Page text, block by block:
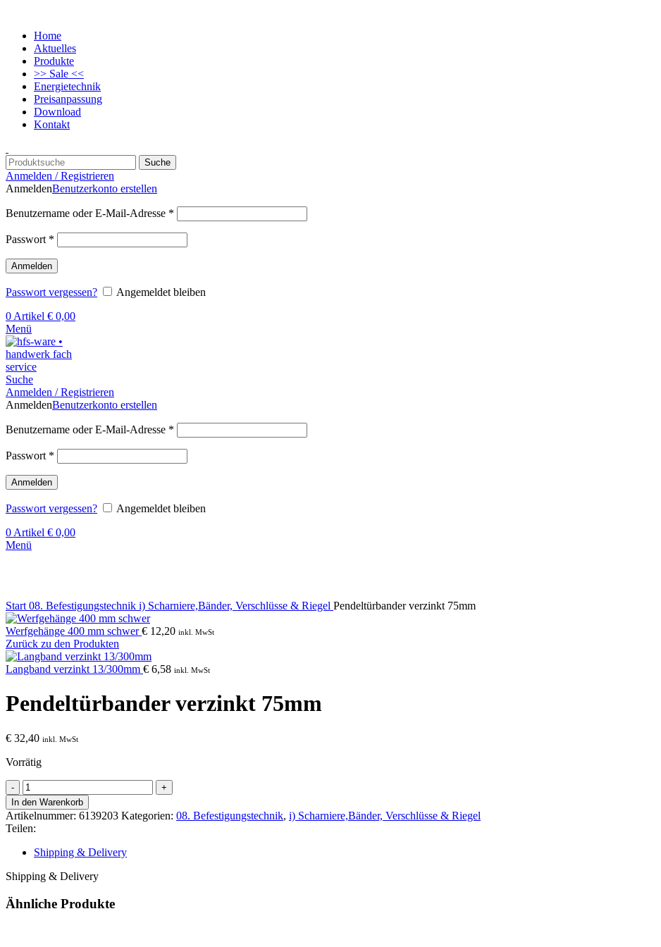
Home
Aktuelles
Produkte
>> Sale <<
Energietechnik
Preisanpassung
Download
Kontakt
Suche
Anmelden / Registrieren
AnmeldenBenutzerkonto erstellen
Benutzername oder E-Mail-Adresse *
Passwort *
Anmelden
Passwort vergessen?
Angemeldet bleiben
0 Artikel € 0,00
Menü
Suche
Anmelden / Registrieren
AnmeldenBenutzerkonto erstellen
Benutzername oder E-Mail-Adresse *
Passwort *
Anmelden
Passwort vergessen?
Angemeldet bleiben
0 Artikel € 0,00
Menü
Start 08. Befestigungstechnik i) Scharniere,Bänder, Verschlüsse & Riegel Pendeltürbander verzinkt 75mm
Werfgehänge 400 mm schwer€ 12,20 inkl. MwSt
Zurück zu den Produkten
Langband verzinkt 13/300mm € 6,58 inkl. MwSt
Pendeltürbander verzinkt 75mm
€ 32,40 inkl. MwSt
Vorrätig
Pendeltürbander
verzinkt
75mm
Menge
In den Warenkorb
Artikelnummer: 6139203 Kategorien: 08. Befestigungstechnik, i) Scharniere,Bänder, Verschlüsse & Riegel
Teilen:
Shipping & Delivery
Shipping & Delivery
Ähnliche Produkte